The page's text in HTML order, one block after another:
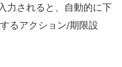
力されると、自動的に下
るアクション/期限設